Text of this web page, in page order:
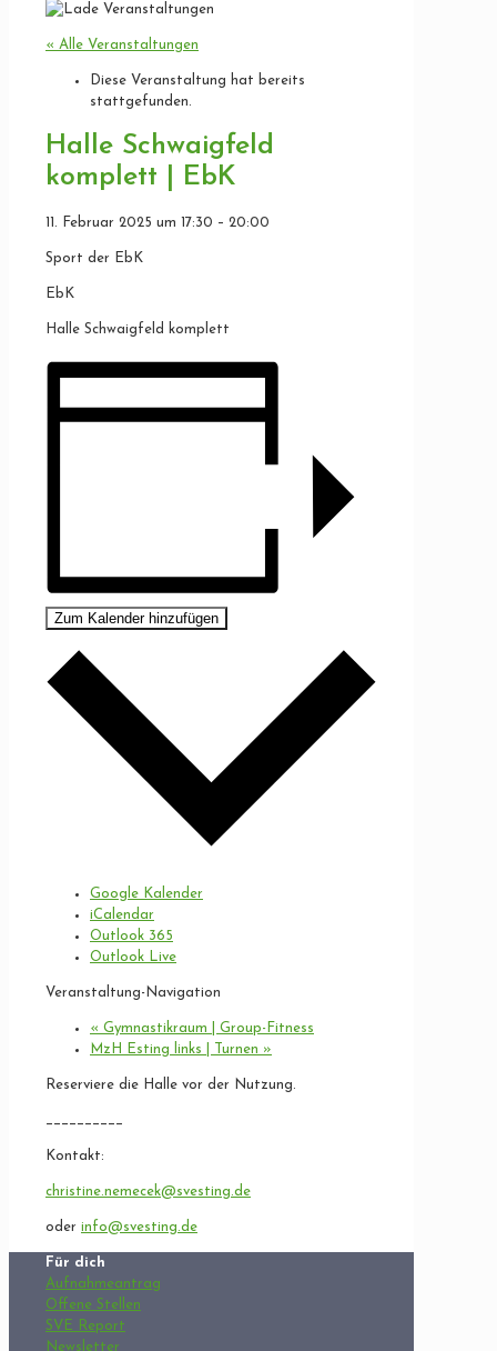
« Alle Veranstaltungen
Diese Veranstaltung hat bereits
stattgefunden.
Halle Schwaigfeld
komplett | EbK
11. Februar 2025 um 17:30 – 20:00
Sport der EbK
EbK
Halle Schwaigfeld komplett
Zum Kalender hinzufügen
Google Kalender
iCalendar
Outlook 365
Outlook Live
Veranstaltung-Navigation
« Gymnastikraum | Group-Fitness
MzH Esting links | Turnen »
Reserviere die Halle vor der Nutzung.
__________
Kontakt:
christine.nemecek@svesting.de
oder info@svesting.de
Für dich
Aufnahmeantrag
Offene Stellen
SVE Report
Newsletter